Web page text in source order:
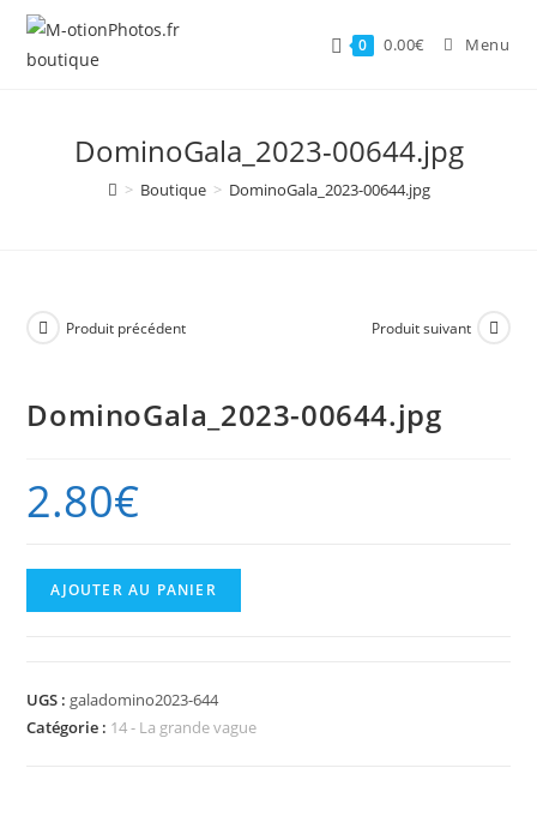
Skip
content
0 0.00€ Menu
DominoGala_2023-00644.jpg
> Boutique > DominoGala_2023-00644.jpg
Produit précédent Produit suivant
DominoGala_2023-00644.jpg
2.80€
quantité
de
AJOUTER AU PANIER
UGS : galadomino2023-644
Catégorie : 14 - La grande vague